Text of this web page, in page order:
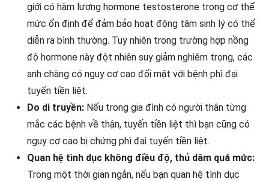
giới có hàm lượng hormone testosterone trong cơ thể
mức ổn định để đảm bảo hoạt động tâm sinh lý có thể
diễn ra bình thường. Tuy nhiên trong trường hợp nồng
độ hormone này đột nhiên suy giảm nghiêm trọng, các
anh chàng có nguy cơ cao đối mặt với bệnh phì đại
tuyến tiền liệt.
Do di truyền: Nếu trong gia đình có người thân từng
mắc các bệnh về thận, tuyến tiền liệt thì bạn cũng có
nguy cơ cao bị chứng phì đại tuyến tiền liệt.
Quan hệ tình dục không điều độ, thủ dâm quá mức:
Trong một thời gian ngắn, nếu bạn quan hệ tình dục